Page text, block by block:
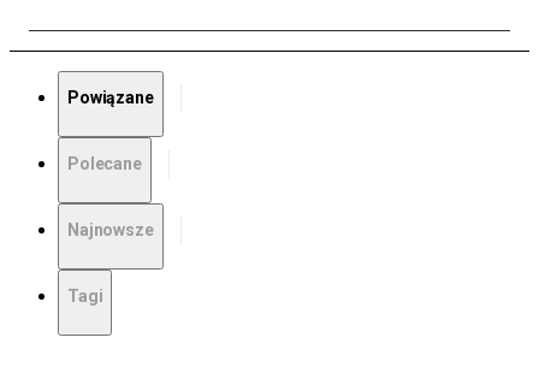
Powiązane
Polecane
Najnowsze
Tagi